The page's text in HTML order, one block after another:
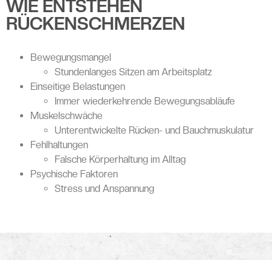
WIE ENTSTEHEN
RÜCKENSCHMERZEN
Bewegungsmangel
Stundenlanges Sitzen am Arbeitsplatz
Einseitige Belastungen
Immer wiederkehrende Bewegungsabläufe
Muskelschwäche
Unterentwickelte Rücken- und Bauchmuskulatur
Fehlhaltungen
Falsche Körperhaltung im Alltag
Psychische Faktoren
Stress und Anspannung